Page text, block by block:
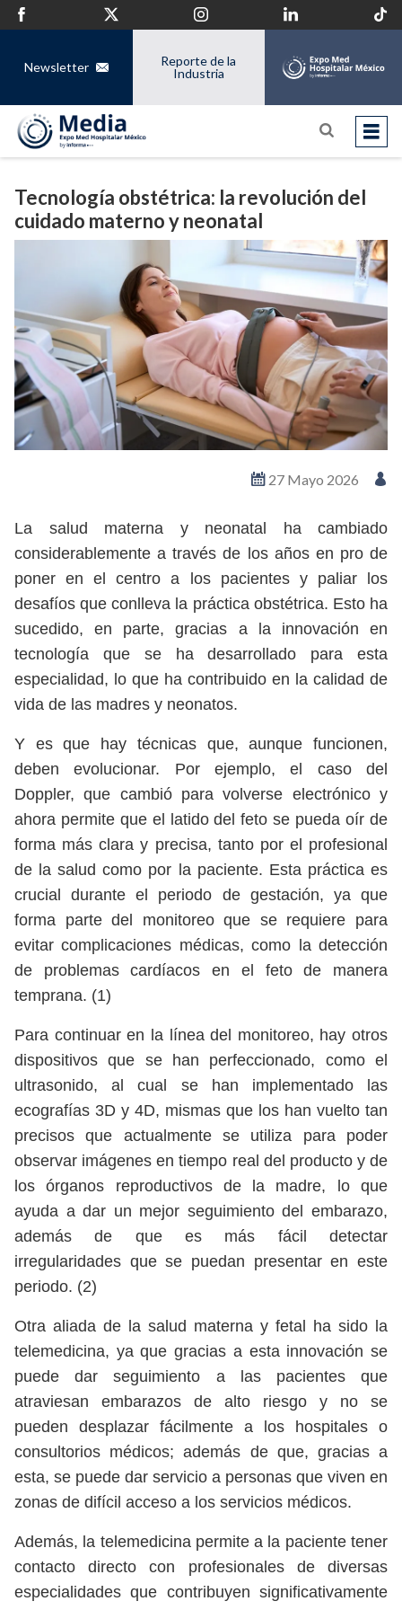
Newsletter
Reporte de la
Industria
Tecnología obstétrica: la revolución del
cuidado materno y neonatal
27 Mayo 2026
La salud materna y neonatal ha cambiado
considerablemente a través de los años en pro de
poner en el centro a los pacientes y paliar los
desafíos que conlleva la práctica obstétrica. Esto ha
sucedido, en parte, gracias a la innovación en
tecnología que se ha desarrollado para esta
especialidad, lo que ha contribuido en la calidad de
vida de las madres y neonatos.
Y es que hay técnicas que, aunque funcionen,
deben evolucionar. Por ejemplo, el caso del
Doppler, que cambió para volverse electrónico y
ahora permite que el latido del feto se pueda oír de
forma más clara y precisa, tanto por el profesional
de la salud como por la paciente. Esta práctica es
crucial durante el periodo de gestación, ya que
forma parte del monitoreo que se requiere para
evitar complicaciones médicas, como la detección
de problemas cardíacos en el feto de manera
temprana. (1)
Para continuar en la línea del monitoreo, hay otros
dispositivos que se han perfeccionado, como el
ultrasonido, al cual se han implementado las
ecografías 3D y 4D, mismas que los han vuelto tan
precisos que actualmente se utiliza para poder
observar imágenes en tiempo real del producto y de
los órganos reproductivos de la madre, lo que
ayuda a dar un mejor seguimiento del embarazo,
además de que es más fácil detectar
irregularidades que se puedan presentar en este
periodo. (2)
Otra aliada de la salud materna y fetal ha sido la
telemedicina, ya que gracias a esta innovación se
puede dar seguimiento a las pacientes que
atraviesan embarazos de alto riesgo y no se
pueden desplazar fácilmente a los hospitales o
consultorios médicos; además de que, gracias a
esta, se puede dar servicio a personas que viven en
zonas de difícil acceso a los servicios médicos.
Además, la telemedicina permite a la paciente tener
contacto directo con profesionales de diversas
especialidades que contribuyen significativamente